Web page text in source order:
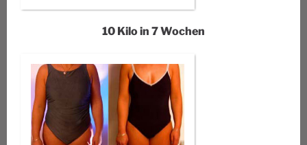
10 Kilo in 7 Wochen